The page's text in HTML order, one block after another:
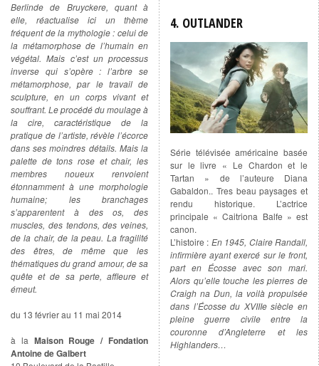
4. OUTLANDER
Série télévisée américaine basée
sur le livre « Le Chardon et le
Tartan » de l’auteure Diana
Gabaldon.. Tres beau paysages et
rendu historique. L’actrice
principale « Caitriona Balfe » est
canon.
L’histoire : En 1945, Claire Randall,
infirmière ayant exercé sur le front,
part en Écosse avec son mari.
Alors qu’elle touche les pierres de
Craigh na Dun, la voilà propulsée
dans l’Écosse du XVIIIe siècle en
pleine guerre civile entre la
couronne d’Angleterre et les
Highlanders…
Berlinde de Bruyckere, quant à
elle, réactualise ici un thème
fréquent de la mythologie : celui de
la métamorphose de l’humain en
végétal. Mais c’est un processus
inverse qui s’opère : l’arbre se
métamorphose, par le travail de
sculpture, en un corps vivant et
souffrant. Le procédé du moulage à
la cire, caractéristique de la
pratique de l’artiste, révèle l’écorce
dans ses moindres détails. Mais la
palette de tons rose et chair, les
membres noueux renvoient
étonnamment à une morphologie
humaine; les branchages
s’apparentent à des os, des
muscles, des tendons, des veines,
de la chair, de la peau. La fragilité
des êtres, de même que les
thématiques du grand amour, de sa
quête et de sa perte, affleure et
émeut.
du 13 février au 11 mai 2014
à la Maison Rouge / Fondation
Antoine de Galbert